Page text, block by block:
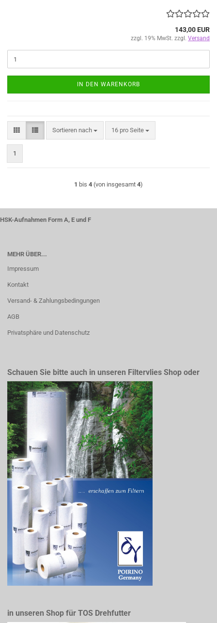
143,00 EUR
zzgl. 19% MwSt. zzgl. Versand
IN DEN WARENKORB
Sortieren nach
Sortieren nach 16 pro Seite
pro Seite
1
1 bis 4 (von insgesamt 4)
HSK-Aufnahmen Form A, E und F
MEHR ÜBER...
Impressum
Kontakt
Versand- & Zahlungsbedingungen
AGB
Privatsphäre und Datenschutz
Schauen Sie bitte auch in unseren Filtervlies Shop oder
in unseren Shop für TOS Drehfutter